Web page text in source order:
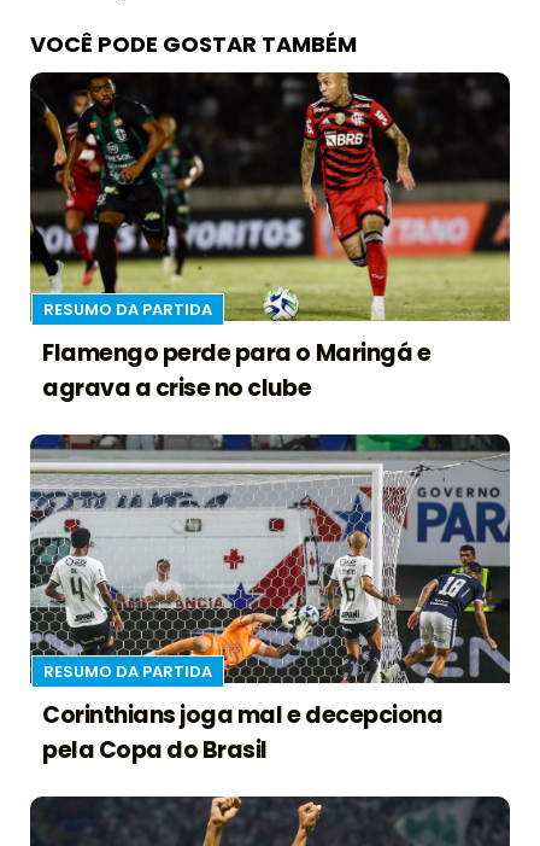
VOCÊ PODE GOSTAR TAMBÉM
RESUMO DA PARTIDA
Flamengo perde para o Maringá e
agrava a crise no clube
RESUMO DA PARTIDA
Corinthians joga mal e decepciona
pela Copa do Brasil